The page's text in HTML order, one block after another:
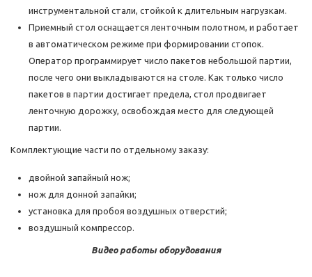
инструментальной стали, стойкой к длительным нагрузкам.
Приемный стол оснащается ленточным полотном, и работает
в автоматическом режиме при формировании стопок.
Оператор программирует число пакетов небольшой партии,
после чего они выкладываются на столе. Как только число
пакетов в партии достигает предела, стол продвигает
ленточную дорожку, освобождая место для следующей
партии.
Комплектующие части по отдельному заказу:
двойной запайный нож;
нож для донной запайки;
установка для пробоя воздушных отверстий;
воздушный компрессор.
Видео работы оборудования